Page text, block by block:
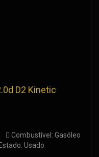
D2 Kinetic
Combustível: Gasóleo
Estado: Usado